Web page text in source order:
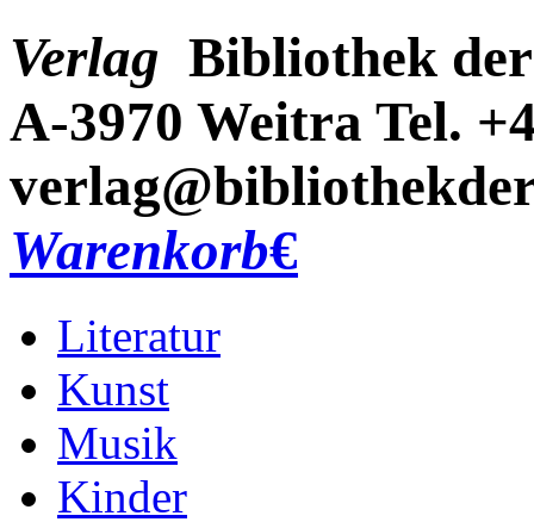
Verlag Bibliothek
A-3970 Weitra Tel.
Warenkorb€
Literatur
Kunst
Musik
Kinder